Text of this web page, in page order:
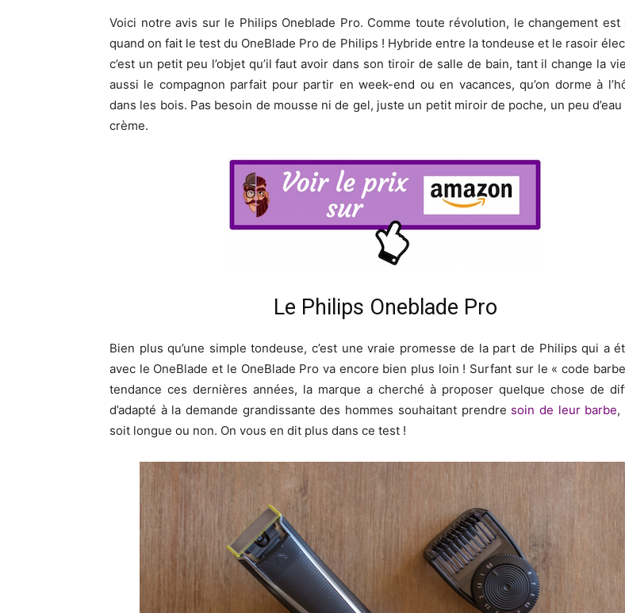
Voici notre avis sur le Philips Oneblade Pro. Comme toute révolution, le changement est
quand on fait le test du OneBlade Pro de Philips ! Hybride entre la tondeuse et le rasoir
c’est un petit peu l’objet qu’il faut avoir dans son tiroir de salle de bain, tant il change la
aussi le compagnon parfait pour partir en week-end ou en vacances, qu’on dorme à
dans les bois. Pas besoin de mousse ni de gel, juste un petit miroir de poche, un peu
crème.
Le Philips Oneblade Pro
Bien plus qu’une simple tondeuse, c’est une vraie promesse de la part de Philips qui a
avec le OneBlade et le OneBlade Pro va encore bien plus loin ! Surfant sur le « code
tendance ces dernières années, la marque a cherché à proposer quelque chose de
d’adapté à la demande grandissante des hommes souhaitant prendre soin de leur barbe,
soit longue ou non. On vous en dit plus dans ce test !